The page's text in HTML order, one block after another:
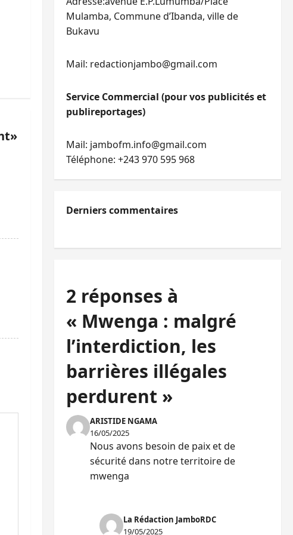
»
Mulamba, Commune d’Ibanda, ville de
Bukavu
Mail: redactionjambo@gmail.com
Service Commercial (pour vos publicités et
publireportages)
Mail: jambofm.info@gmail.com
Téléphone: +243 970 595 968
Derniers commentaires
2 réponses à
« Mwenga : malgré
l’interdiction, les
barrières illégales
perdurent »
ARISTIDE NGAMA
16/05/2025
Nous avons besoin de paix et de
sécurité dans notre territoire de
mwenga
La Rédaction JamboRDC
19/05/2025